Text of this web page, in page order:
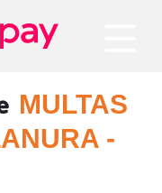
MULTAS
-